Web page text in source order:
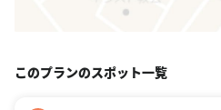
このプランのスポット一覧